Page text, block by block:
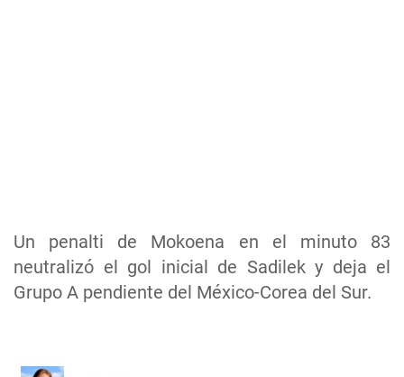
Un penalti de Mokoena en el minuto 83
neutralizó el gol inicial de Sadilek y deja el
Grupo A pendiente del México-Corea del Sur.